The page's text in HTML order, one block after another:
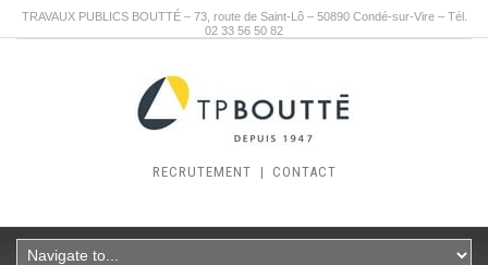
TRAVAUX PUBLICS BOUTTÉ – 73, route de Saint-Lô – 50890 Condé-sur-Vire – Tél.
02 33 56 50 82
RECRUTEMENT | CONTACT